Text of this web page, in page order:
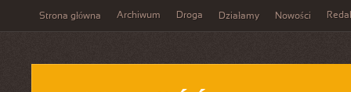
Strona główna Archiwum Droga Działamy Nowości